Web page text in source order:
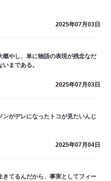
2025年07月03日
やし、単に物語の表現が残念なだ
まである。
2025年07月03日
がデレになったトコが見たいんじ
2025年07月04日
てるんだから、事実としてフィー